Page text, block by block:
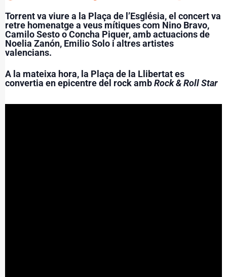
Torrent va viure a la Plaça de l’Església, el concert va
retre homenatge a veus mítiques com Nino Bravo,
Camilo Sesto o Concha Piquer, amb actuacions de
Noelia Zanón, Emilio Solo i altres artistes
valencians.
A la mateixa hora, la Plaça de la Llibertat es
convertia en epicentre del rock ambRock & Roll Star